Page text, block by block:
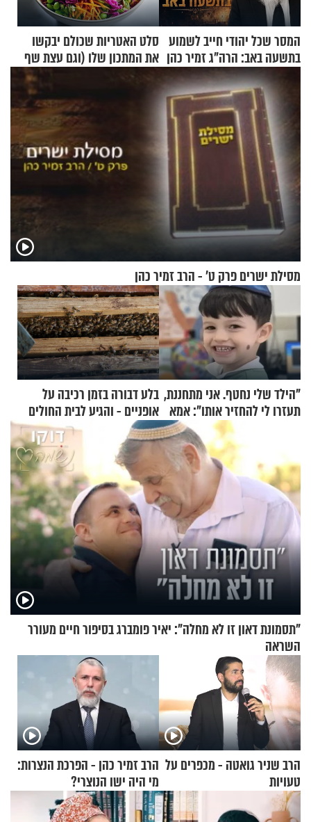
המסר שכל יהודי חייב לשמוע
בתשעה באב: הרה"ג זמיר כהן
בשיעור מיוחד
סלט האטריות שכולם יבקשו
את המתכון שלו (וגם עצת שף
להגשת הרוטב)
מסילת ישרים פרק ט’ - הרב זמיר כהן
"הילד שלי נחטף. אני מתחננת,
תעזרו לי להחזיר אותו": אמא
בלע דבורה בזמן רכיבה על
אופניים - והגיע לבית החולים
במצב מסכן חיים
"תסמונת דאון זו לא מחלה": יאיר פומברג בסיפור חיים מעורר
השראה
הרב שניר גואטה - מכפרים על
טעויות
הרב זמיר כהן - הפרכת הנצרות:
מי היה ישו הנוצרי?